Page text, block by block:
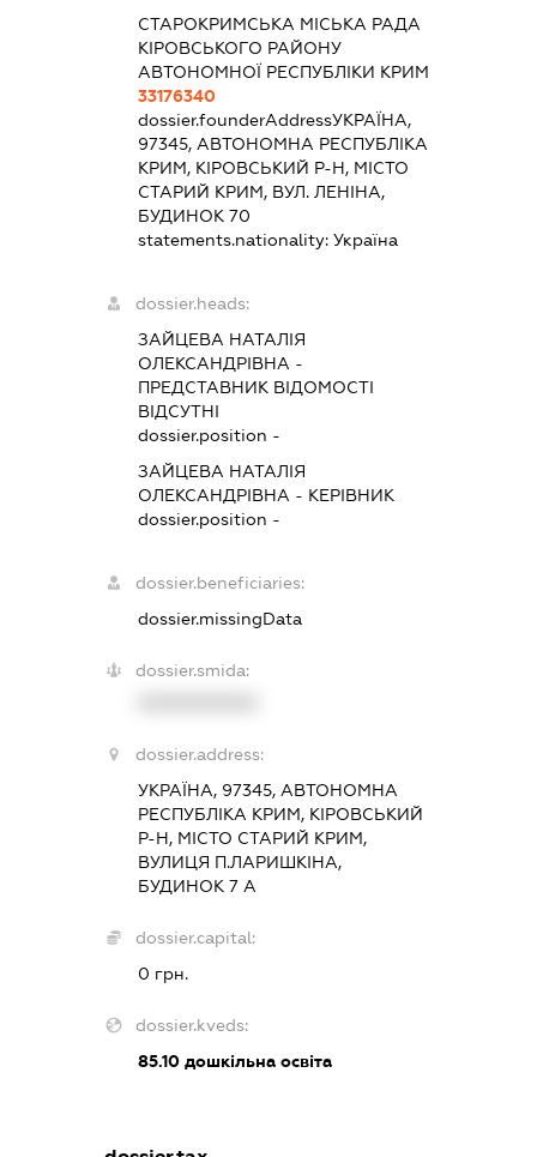
СТАРОКРИМСЬКА МІСЬКА РАДА
КІРОВСЬКОГО РАЙОНУ
АВТОНОМНОЇ РЕСПУБЛІКИ КРИМ
33176340
dossier.founderAddressУКРАЇНА,
97345, АВТОНОМНА РЕСПУБЛІКА
КРИМ, КІРОВСЬКИЙ Р-Н, МІСТО
СТАРИЙ КРИМ, ВУЛ. ЛЕНІНА,
БУДИНОК 70
statements.nationality:Україна
dossier.heads:
ЗАЙЦЕВА НАТАЛІЯ
ОЛЕКСАНДРІВНА -
ПРЕДСТАВНИК ВІДОМОСТІ
ВІДСУТНІ
dossier.position -
ЗАЙЦЕВА НАТАЛІЯ
ОЛЕКСАНДРІВНА - КЕРІВНИК
dossier.position -
dossier.beneficiaries:
dossier.missingData
dossier.smida:
dossier.address:
УКРАЇНА, 97345, АВТОНОМНА
РЕСПУБЛІКА КРИМ, КІРОВСЬКИЙ
Р-Н, МІСТО СТАРИЙ КРИМ,
ВУЛИЦЯ П.ЛАРИШКІНА,
БУДИНОК 7 А
dossier.capital:
0 грн.
dossier.kveds:
85.10 дошкільна освіта